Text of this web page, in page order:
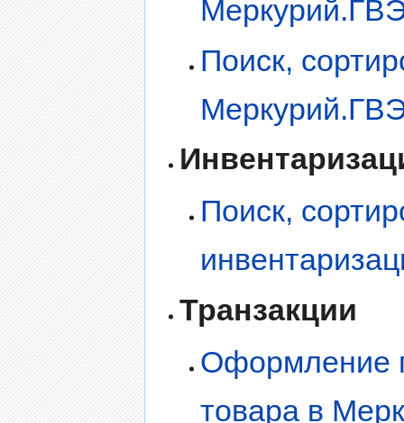
Поиск,
Поиск,
Транзакции
Оформление
товара в